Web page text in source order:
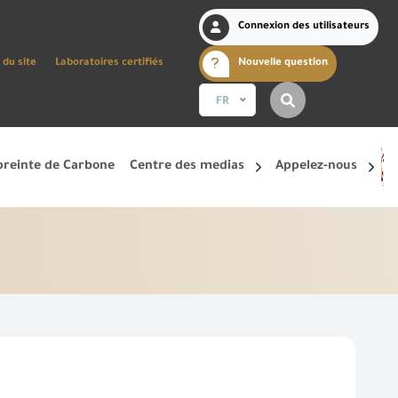
du site Laboratoires certifiés
Connexion des utilisateurs
Nouvelle question
FR
de Carbone Centre des medias Appelez-nous